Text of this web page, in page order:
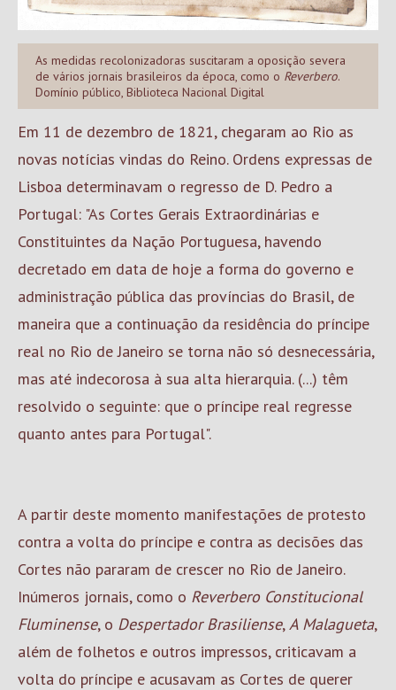
As medidas recolonizadoras suscitaram a oposição severa
de vários jornais brasileiros da época, como o Reverbero.
Domínio público, Biblioteca Nacional Digital
Em 11 de dezembro de 1821, chegaram ao Rio as
novas notícias vindas do Reino. Ordens expressas de
Lisboa determinavam o regresso de D. Pedro a
Portugal: "As Cortes Gerais Extraordinárias e
Constituintes da Nação Portuguesa, havendo
decretado em data de hoje a forma do governo e
administração pública das províncias do Brasil, de
maneira que a continuação da residência do príncipe
real no Rio de Janeiro se torna não só desnecessária,
mas até indecorosa à sua alta hierarquia. (...) têm
resolvido o seguinte: que o príncipe real regresse
quanto antes para Portugal".
A partir deste momento manifestações de protesto
contra a volta do príncipe e contra as decisões das
Cortes não pararam de crescer no Rio de Janeiro.
Inúmeros jornais, como o Reverbero Constitucional
Fluminense, o Despertador Brasiliense,A Malagueta,
além de folhetos e outros impressos, criticavam a
volta do príncipe e acusavam as Cortes de querer